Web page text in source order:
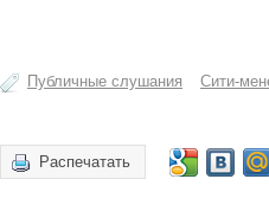
Публичные слушания Сити-
Распечатать